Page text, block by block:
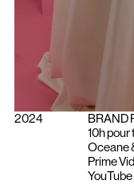
2024
BRAND
10h pour
‪Oceane‬
Prime
YouTube